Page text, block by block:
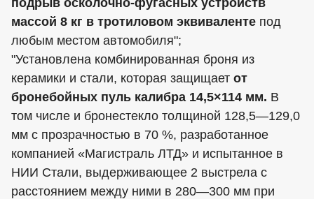
подрыв осколочно-фугасных устройств
массой 8 кг в тротиловом эквиваленте под
любым местом автомобиля";
"Установлена комбинированная броня из
керамики и стали, которая защищает от
бронебойных пуль калибра 14,5×114 мм. В
том числе и бронестекло толщиной 128,5—129,0
мм с прозрачностью в 70 %, разработанное
компанией «Магистраль ЛТД» и испытанное в
НИИ Стали, выдерживающее 2 выстрела с
расстоянием между ними в 280—300 мм при